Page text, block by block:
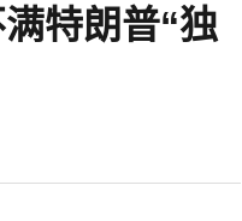
特朗普“独